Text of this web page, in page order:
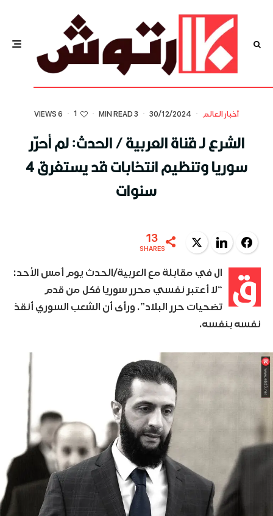
أخبار العالم ·
30/12/2024
·
3 MIN READ
·
1
·
6 VIEWS
الشرع لـ قناة العربية / الحدث: لم أحرّر
سوريا وتنظيم انتخابات قد يستغرق 4
سنوات
Facebook
LinkedIn
Twitter
13
SHARES
ق
ال في مقابلة مع العربية/الحدث يوم أمس الأحد:
“لا أعتبر نفسي محرر سوريا فكل من قدم
تضحيات حرر البلاد”. ورأى أن الشعب السوري أنقذ
نفسه بنفسه.